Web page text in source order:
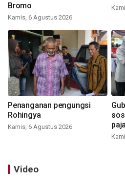
Bromo
Kamis, 6 Agustus 2026
Penanganan pengungsi
Rohingya
Kamis, 6 Agustus 2026
Video